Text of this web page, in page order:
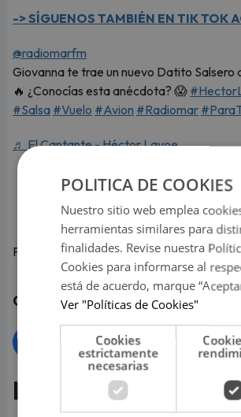
-> SÍGUENOS TAMBIÉN EN TIK TOK
@radiomarfm
Giovanna te trae un nuevo Datito Salsero
🔥 ¿Conocías esta anécdota? 😱
#Salsa #Vuelo #Avion #Radiomar
♬ El Cantante - Héctor Lavoe
¡Escucha Radiomar en vivo, salsa
artistas favoritos!
Fuente: Radio Inolvidable
Compartir
Más de Virales
POLITICA DE COOKIES
Nuestro sitio web emplea
herramientas similares para
finalidades. Revise nuestra
Cookies para informarse al
está de acuerdo, marque
Ver "Políticas de Cookies"
Cookies
estrictamente
necesarias